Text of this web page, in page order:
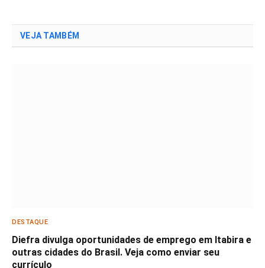
VEJA TAMBÉM
DESTAQUE
Diefra divulga oportunidades de emprego em Itabira e
outras cidades do Brasil. Veja como enviar seu
currículo